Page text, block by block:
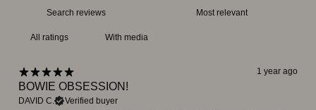
With media
1 year ago
BOWIE OBSESSION!
DAVID C. Verified buyer